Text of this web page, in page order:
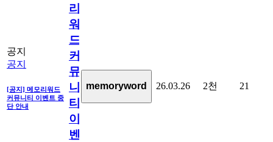
공지
공지
[공지] 메모리워드
커뮤니티 이벤트 중
단 안내
리
워
드
커
뮤
니
티
이
벤
memoryword 26.03.26 2천 21